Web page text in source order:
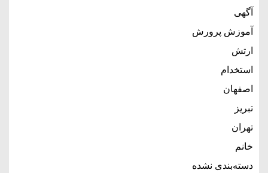
آگهی
آموزش پرورش
ارتش
استخدام
اصفهان
تبریز
تهران
خانم
دسته‌بندی نشده